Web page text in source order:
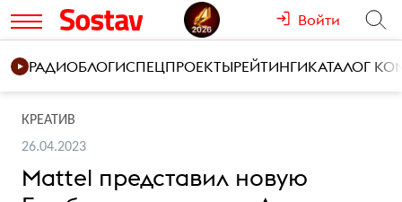
Войти
РАДИОБЛОГИСПЕЦПРОЕКТЫРЕЙТИНГИКАТАЛОГ
КРЕАТИВ
26.04.2023
Mattel представил новую